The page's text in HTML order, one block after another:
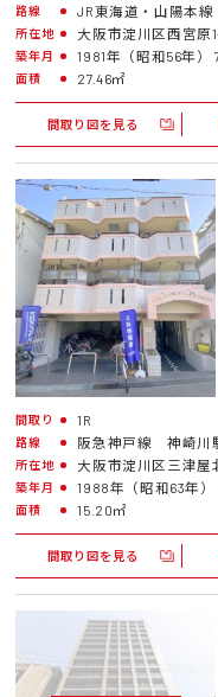
路線 JR東海道・山陽本
所在地 大阪市淀川区西宮原
築年月 1981年（昭和56年）
面積 27.46㎡
間取り図を見る
間取り 1R
路線 阪急神戸線 神崎川
所在地 大阪市淀川区三津屋
築年月 1988年（昭和63年）
面積 15.20㎡
間取り図を見る